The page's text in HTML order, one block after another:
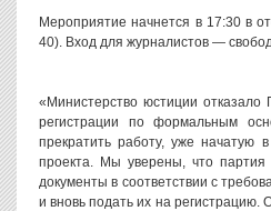
Мероприятие начнется в 17:30 в
40). Вход для журналистов —
«Министерство юстиции
регистрации по формальным
прекратить работу, уже начатую в
проекта. Мы уверены, что партия
документы в соответствии с
и вновь подать их на